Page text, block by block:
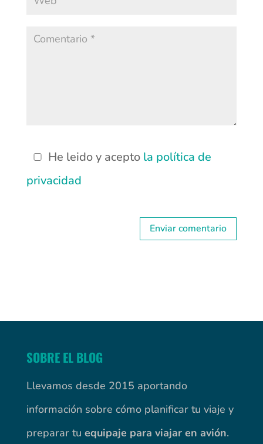
He leido y acepto la política de
privacidad
SOBRE EL BLOG
Llevamos desde 2015 aportando
información sobre cómo planificar tu viaje y
preparar tu equipaje para viajar en avión.